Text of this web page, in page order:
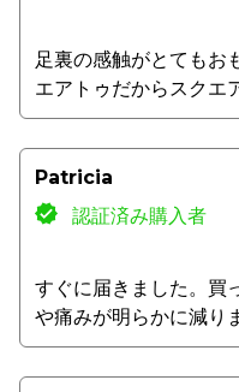
足裏の感触がとてもお
エアトゥだからスクエ
Patricia
認証済み購入者
すぐに届きました。買
や痛みが明らかに減り